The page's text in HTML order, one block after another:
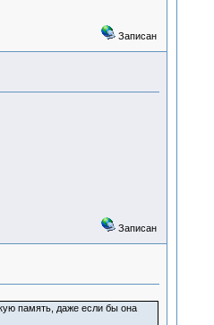
Записан
Записан
память, даже если бы она